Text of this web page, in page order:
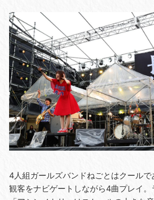
4人組ガールズバンドねごとはクールで
観客をナビゲートしながら4曲プレイ。